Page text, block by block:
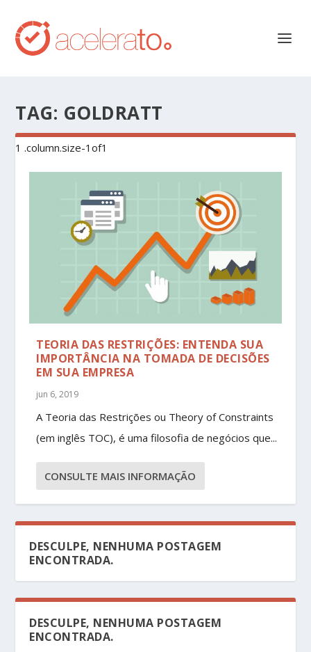
TAG: GOLDRATT
TEORIA DAS RESTRIÇÕES: ENTENDA SUA
IMPORTÂNCIA NA TOMADA DE DECISÕES
EM SUA EMPRESA
jun 6, 2019
A Teoria das Restrições ou Theory of Constraints
(em inglês TOC), é uma filosofia de negócios que...
CONSULTE MAIS INFORMAÇÃO
DESCULPE, NENHUMA POSTAGEM
ENCONTRADA.
DESCULPE, NENHUMA POSTAGEM
ENCONTRADA.